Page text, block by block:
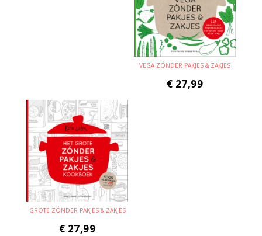
VEGA ZÓNDER PAKJES & ZAKJES
€ 27,99
GROTE ZÓNDER PAKJES & ZAKJES
€ 27,99